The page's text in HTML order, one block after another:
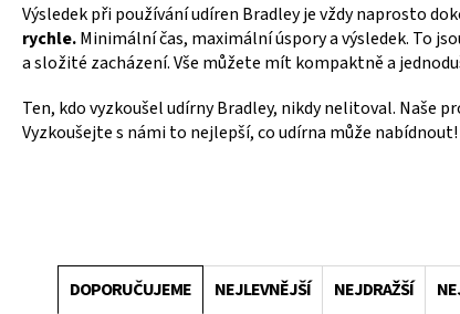
Výsledek při používání udíren Bradley je vždy naprosto
rychle.Minimální čas, maximální úspory a výsledek. To
a složité zacházení. Vše můžete mít kompaktně a
Ten, kdo vyzkoušel udírny Bradley, nikdy nelitoval. Naše
Vyzkoušejte s námi to nejlepší, co udírna může nabídnout!
DOPORUČUJEME NEJLEVNĚJŠÍ NEJDRAŽŠÍ